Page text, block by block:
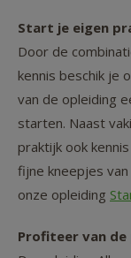
Start je eigen
Door de
kennis beschik je
van de opleiding
starten. Naast
praktijk ook
fijne kneepjes
onze opleiding
Profiteer van